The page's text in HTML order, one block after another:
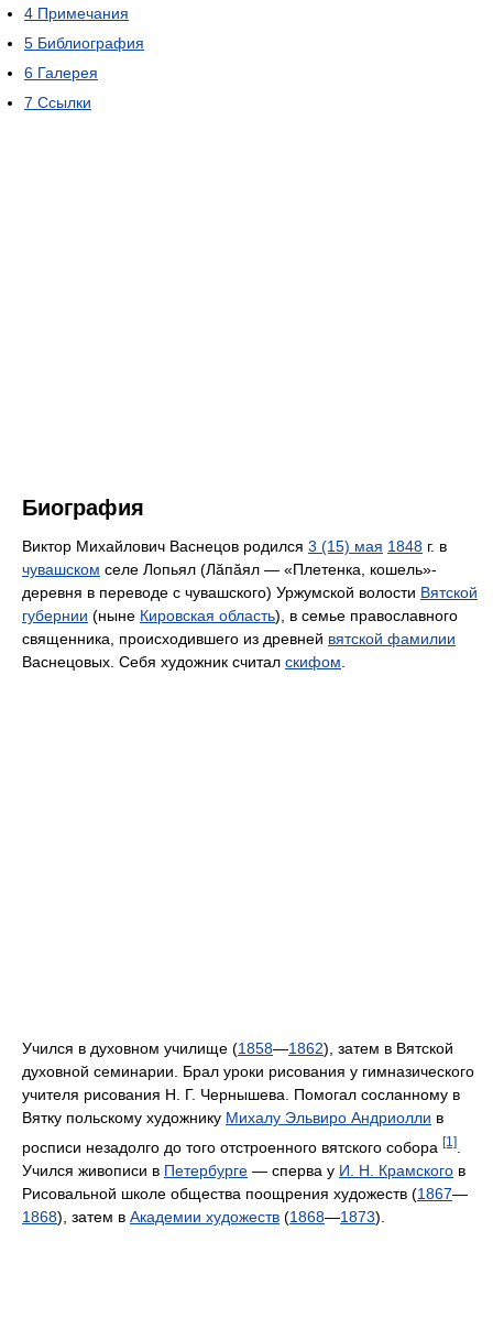
4 Примечания
5 Библиография
6 Галерея
7 Ссылки
Биография
Виктор Михайлович Васнецов родился 3 (15) мая 1848 г. в
чувашском селе Лопьял (Лăпăял — «Плетенка, кошель»-
деревня в переводе с чувашского) Уржумской волости Вятской
губернии (ныне Кировская область), в семье православного
священника, происходившего из древней вятской фамилии
Васнецовых. Себя художник считал скифом
Учился в духовном училище (1858—1862), затем в Вятской
духовной семинарии. Брал уроки рисования у гимназического
учителя рисования Н. Г. Чернышева. Помогал сосланному в
Вятку польскому художнику Михалу Эльвиро Андриолли в
росписи незадолго до того отстроенного вятского собора [1]
Учился живописи в Петербурге — сперва у И. Н. Крамского в
Рисовальной школе общества поощрения художеств (1867—
1868), затем в Академии художеств (1868—1873).